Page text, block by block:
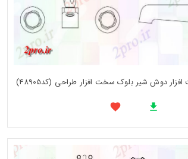
دوش شیر بلوک سخت افزار طراحی (کد48905)